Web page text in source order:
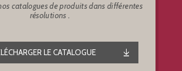
catalogues de produits dans différentes
résolutions .
LE CATALOGUE